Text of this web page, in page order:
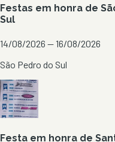
Festas em honra de
Sul
14/08/2026 — 16/08/2026
São Pedro do Sul
Festa em honra de